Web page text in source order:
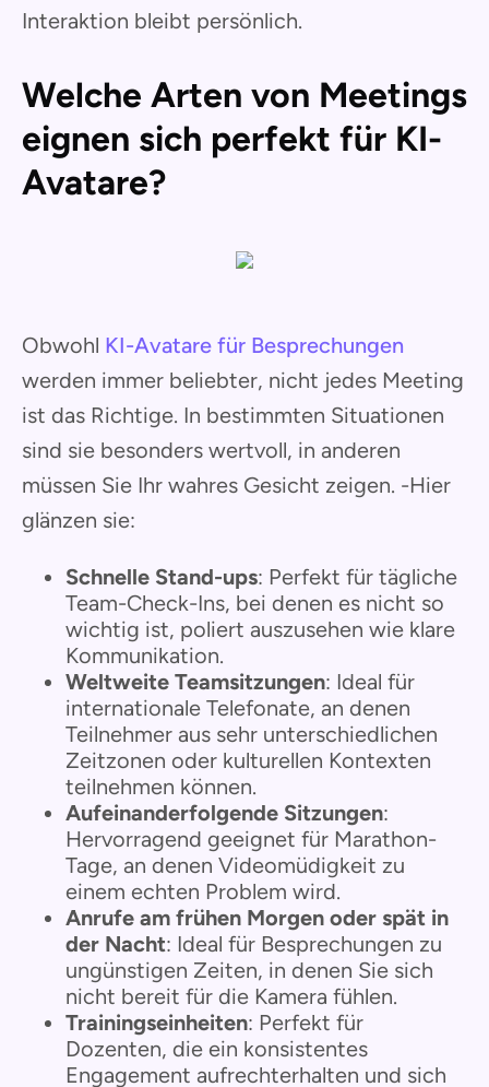
Interaktion bleibt persönlich.
Welche Arten von Meetings
eignen sich perfekt für KI-
Avatare?
Obwohl KI-Avatare für Besprechungen
werden immer beliebter, nicht jedes Meeting
ist das Richtige. In bestimmten Situationen
sind sie besonders wertvoll, in anderen
müssen Sie Ihr wahres Gesicht zeigen. -Hier
glänzen sie:
Schnelle Stand-ups: Perfekt für tägliche
Team-Check-Ins, bei denen es nicht so
wichtig ist, poliert auszusehen wie klare
Kommunikation.
Weltweite Teamsitzungen: Ideal für
internationale Telefonate, an denen
Teilnehmer aus sehr unterschiedlichen
Zeitzonen oder kulturellen Kontexten
teilnehmen können.
Aufeinanderfolgende Sitzungen:
Hervorragend geeignet für Marathon-
Tage, an denen Videomüdigkeit zu
einem echten Problem wird.
Anrufe am frühen Morgen oder spät in
der Nacht: Ideal für Besprechungen zu
ungünstigen Zeiten, in denen Sie sich
nicht bereit für die Kamera fühlen.
Trainingseinheiten: Perfekt für
Dozenten, die ein konsistentes
Engagement aufrechterhalten und sich